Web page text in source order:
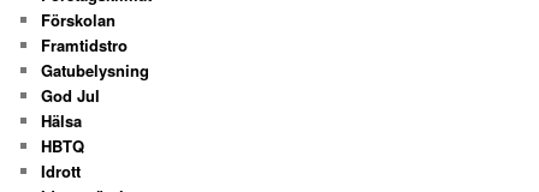
Förskolan
Framtidstro
Gatubelysning
God Jul
Hälsa
HBTQ
Idrott